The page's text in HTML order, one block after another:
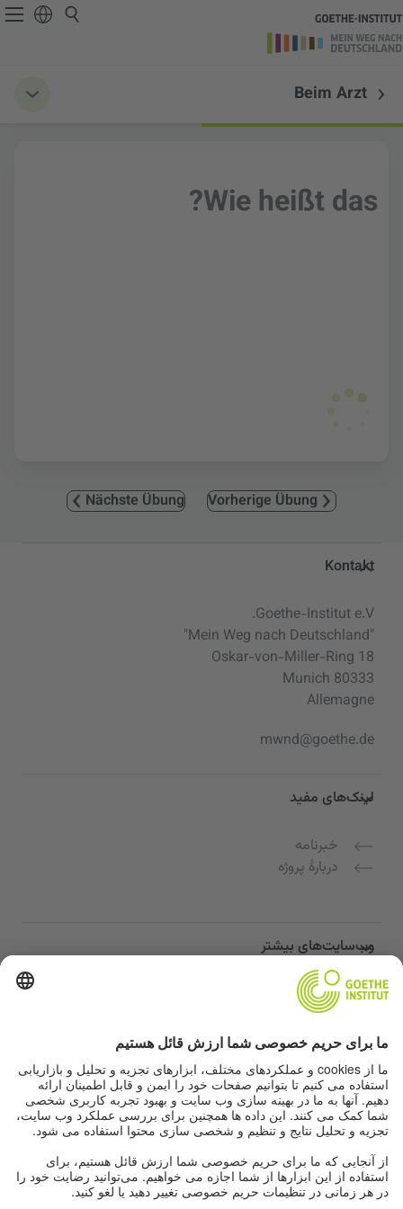
Beim Arzt
Wie heißt das?
Vorherige Übung
Nächste Übung
Service- und Informationsbereich
Kontakt
Goethe-Institut e.V.
"Mein Weg nach Deutschland"
Oskar-von-Miller-Ring 18
80333 Munich
Allemagne
mwnd@goethe.de
لینک‌های مفید
خبرنامه
دربارهٔ پروژه
وب‌سایت‌های بیشتر
Community “Deutsch für dich”
تمرین زبان آلمانی به صورت رایگان
دوره‌های زبان آلمانی مؤسسه گوته
پورتال معلمان "Deutschstunde"
حریم خصوصی و دسترسی‌پذیری
تنظیمات حریم خصوصی